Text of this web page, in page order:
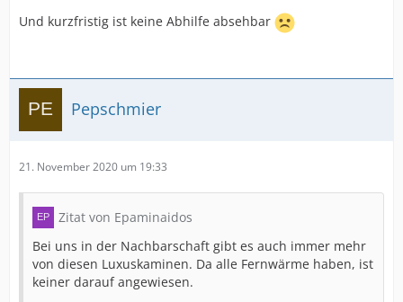
Und kurzfristig ist keine Abhilfe absehbar
Pepschmier
21. November 2020 um 19:33
Zitat von Epaminaidos
Bei uns in der Nachbarschaft gibt es auch immer mehr
von diesen Luxuskaminen. Da alle Fernwärme haben, ist
keiner darauf angewiesen.